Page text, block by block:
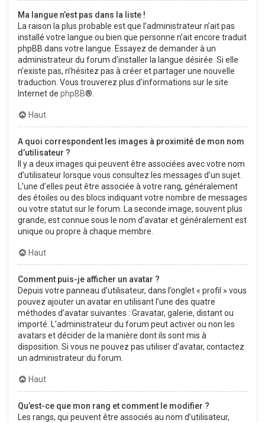
Ma langue n’est pas dans la liste !
La raison la plus probable est que l’administrateur n’ait pas
installé votre langue ou bien que personne n’ait encore traduit
phpBB dans votre langue. Essayez de demander à un
administrateur du forum d’installer la langue désirée. Si elle
n’existe pas, n’hésitez pas à créer et partager une nouvelle
traduction. Vous trouverez plus d’informations sur le site
Internet de phpBB®.
Haut
A quoi correspondent les images à proximité de mon nom
d’utilisateur ?
Il y a deux images qui peuvent être associées avec votre nom
d’utilisateur lorsque vous consultez les messages d’un sujet.
L’une d’elles peut être associée à votre rang, généralement
des étoiles ou des blocs indiquant votre nombre de messages
ou votre statut sur le forum. La seconde image, souvent plus
grande, est connue sous le nom d’avatar et généralement est
unique ou propre à chaque membre.
Haut
Comment puis-je afficher un avatar ?
Depuis votre panneau d’utilisateur, dans l’onglet « profil » vous
pouvez ajouter un avatar en utilisant l’une des quatre
méthodes d’avatar suivantes : Gravatar, galerie, distant ou
importé. L’administrateur du forum peut activer ou non les
avatars et décider de la manière dont ils sont mis à
disposition. Si vous ne pouvez pas utiliser d’avatar, contactez
un administrateur du forum.
Haut
Qu’est-ce que mon rang et comment le modifier ?
Les rangs, qui peuvent être associés au nom d’utilisateur,